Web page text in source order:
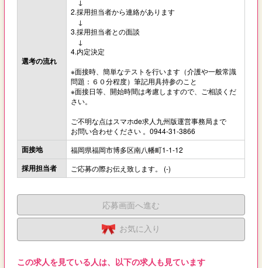
選考の流れ
2.採用担当者から連絡があります
↓
3.採用担当者との面談
↓
4.内定決定
※面接時、簡単なテストを行います（介護や一般常識
問題：６０分程度）筆記用具持参のこと
※面接日等、開始時間は考慮しますので、ご相談くだ
さい。
ご不明な点はスマホde求人九州版運営事務局まで
お問い合わせください 。0944-31-3866
面接地 福岡県福岡市博多区南八幡町1-1-12
採用担当者 ご応募の際お伝え致します。 (-)
応募画面へ進む
お気に入り
この求人を見ている人は、以下の求人も見ています